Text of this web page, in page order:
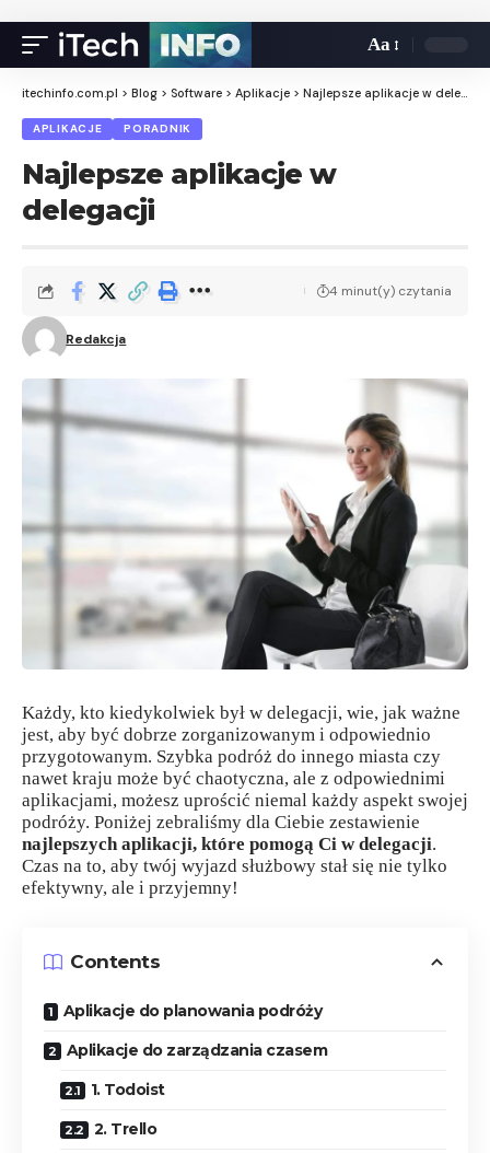
Aa
itechinfo.com.pl > Blog > Software > Aplikacje > Najlepsze aplikacje w delegacji
APLIKACJE PORADNIK
Najlepsze aplikacje w
delegacji
Redakcja
4 minut(y) czytania
Każdy, kto kiedykolwiek był w delegacji, wie, jak ważne
jest, aby być dobrze zorganizowanym i odpowiednio
przygotowanym. Szybka podróż do innego miasta czy
nawet kraju może być chaotyczna, ale z odpowiednimi
aplikacjami, możesz uprościć niemal każdy aspekt swojej
podróży. Poniżej zebraliśmy dla Ciebie zestawienie
najlepszych aplikacji, które pomogą Ci w delegacji.
Czas na to, aby twój wyjazd służbowy stał się nie tylko
efektywny, ale i przyjemny!
Contents
Aplikacje do planowania podróży
Aplikacje do zarządzania czasem
1. Todoist
2. Trello